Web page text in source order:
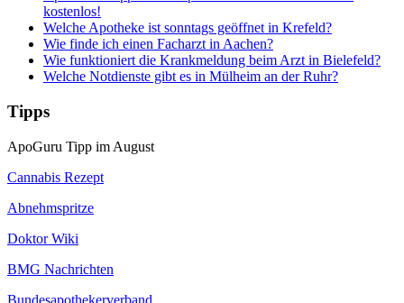
kostenlos!
Welche Apotheke ist sonntags geöffnet in Krefeld?
Wie finde ich einen Facharzt in Aachen?
Wie funktioniert die Krankmeldung beim Arzt in Bielefeld?
Welche Notdienste gibt es in Mülheim an der Ruhr?
Tipps
ApoGuru Tipp im August
Cannabis Rezept
Abnehmspritze
Doktor Wiki
BMG Nachrichten
Bundesapothekerverband